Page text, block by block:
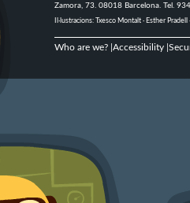
Zamora, 73. 08018 Barcelona. Tel.
Il·lustracions: Txesco Montalt · Esther
Who are we?| Accessibility|